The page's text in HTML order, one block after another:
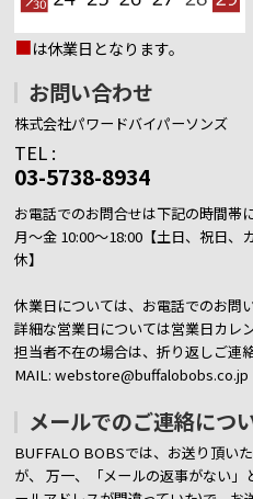
■は休業日となります。
お問い合わせ
株式会社パワードバイパーソンズ
TEL :
03-5738-8934
お電話でのお問合せは下記の時間帯
月～金 10:00～18:00【土日、祝日、
休】
休業日については、お電話でのお問
詳細な営業日については営業日カレ
担当者不在の場合は、折り返しご連絡
MAIL: webstore@buffalobobs.co.jp
メールでのご連絡につ
BUFFALO BOBSでは、お送り頂い
が、 万一、「メールの返事がない」